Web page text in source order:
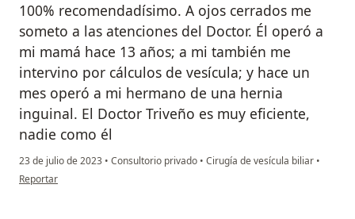
100% recomendadísimo. A ojos cerrados me
someto a las atenciones del Doctor. Él operó a
mi mamá hace 13 años; a mi también me
intervino por cálculos de vesícula; y hace un
mes operó a mi hermano de una hernia
inguinal. El Doctor Triveño es muy eficiente,
nadie como él
23 de julio de 2023 • Consultorio privado • Cirugía de vesícula biliar •
en opinión del usuario Anita Tello
Reportar